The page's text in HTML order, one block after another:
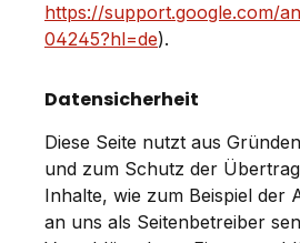
https://support.google.com/
04245?hl=de).
Datensicherheit
Diese Seite nutzt aus
und zum Schutz der
Inhalte, wie zum Beispiel der
an uns als Seitenbetreiber